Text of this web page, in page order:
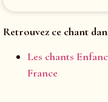
Retrouvez ce chant
Les chants
France